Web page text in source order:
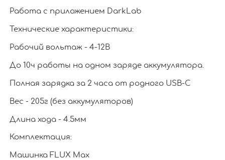
Работа с приложением DarkLab
Технические характеристики:
Рабочий вольтаж - 4-12В
До 10ч работы на одном заряде аккумулятора.
Полная зарядка за 2 часа от родного USB-C
Вес - 205г (без аккумуляторов)
Длина хода - 4.5мм
Комплектация:
Машинка FLUX Max